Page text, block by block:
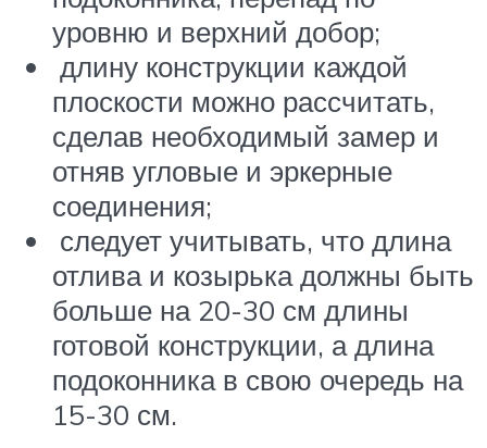
уровню и верхний добор;
длину конструкции каждой
плоскости можно рассчитать,
сделав необходимый замер и
отняв угловые и эркерные
соединения;
следует учитывать, что длина
отлива и козырька должны быть
больше на 20-30 см длины
готовой конструкции, а длина
подоконника в свою очередь на
15-30 см.